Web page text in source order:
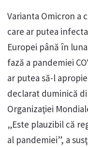
Varianta Omicron a
care ar putea
Europei până în
fază a pandemiei
ar putea să-l
declarat duminică
Organizaţiei
„Este plauzibil că
al pandemiei”, a